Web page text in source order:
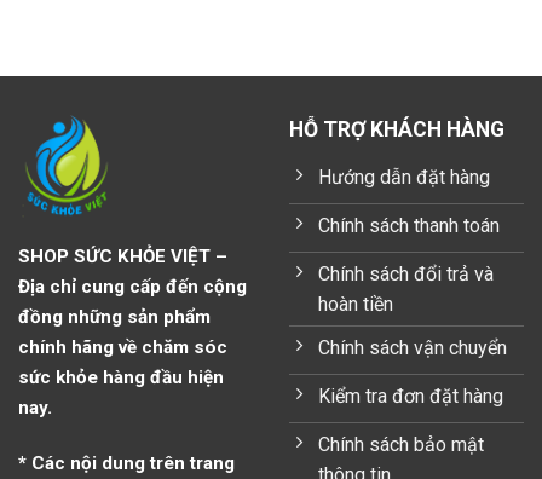
SHOP SỨC KHỎE VIỆT –
Địa chỉ cung cấp đến cộng
đồng những sản phẩm
chính hãng về chăm sóc
sức khỏe hàng đầu hiện
nay.
* Các nội dung trên trang
HỖ TRỢ KHÁCH HÀNG
Hướng dẫn đặt hàng
Chính sách thanh toán
Chính sách đổi trả và
hoàn tiền
Chính sách vận chuyển
Kiểm tra đơn đặt hàng
Chính sách bảo mật